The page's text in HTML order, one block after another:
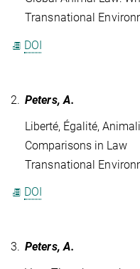
Transnational
DOI
2. Peters, A.
Liberté, Égalité,
Comparisons in Law
Transnational
DOI
3. Peters, A.